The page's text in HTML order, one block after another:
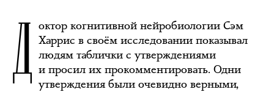
Д октор когнитивной нейробиологии Сэм
Харрис в своём исследовании показывал
людям таблички с утверждениями
и просил их прокомментировать. Одни
утверждения были очевидно верными,